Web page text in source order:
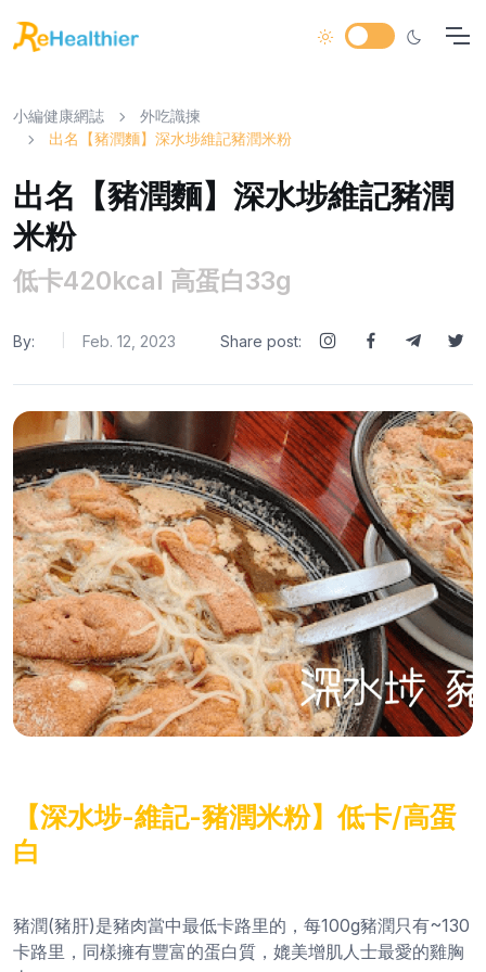
小編健康網誌
外吃識揀
出名【豬潤麵】深水埗維記豬潤米粉
出名【豬潤麵】深水埗維記豬潤
米粉
低卡420kcal 高蛋白33g
By: Feb. 12, 2023 Share post:
【深水埗-維記-豬潤米粉】低卡/高蛋
白
豬潤(豬肝)是豬肉當中最低卡路里的，每100g豬潤只有~130
卡路里，同樣擁有豐富的蛋白質，媲美增肌人士最愛的雞胸